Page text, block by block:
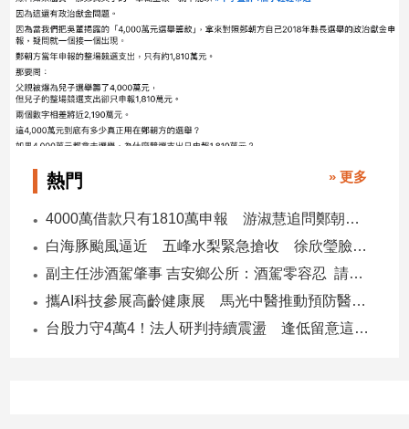
區
【我
的
觀
點】
熱門 » 更多
4000萬借款只有1810萬申報 游淑慧追問鄭朝方：2190萬差額去哪了
白海豚颱風逼近 五峰水梨緊急搶收 徐欣瑩臉書急呼「搶救五峰水梨」
副主任涉酒駕肇事 吉安鄉公所：酒駕零容忍 請辭獲准
攜AI科技參展高齡健康展 馬光中醫推動預防醫學迎接長壽新經濟
台股力守4萬4！法人研判持續震盪 逢低留意這些族群